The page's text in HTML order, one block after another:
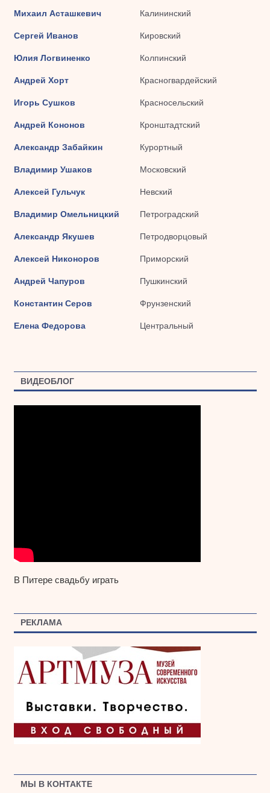
Михаил Асташкевич Калининский
Сергей Иванов Кировский
Юлия Логвиненко Колпинский
Андрей Хорт Красногвардейский
Игорь Сушков Красносельский
Андрей Кононов Кронштадтский
Александр Забайкин Курортный
Владимир Ушаков Московский
Алексей Гульчук Невский
Владимир Омельницкий Петроградский
Александр Якушев Петродворцовый
Алексей Никоноров Приморский
Андрей Чапуров Пушкинский
Константин Серов Фрунзенский
Елена Федорова Центральный
ВИДЕОБЛОГ
В Питере свадьбу играть
РЕКЛАМА
МЫ В КОНТАКТЕ